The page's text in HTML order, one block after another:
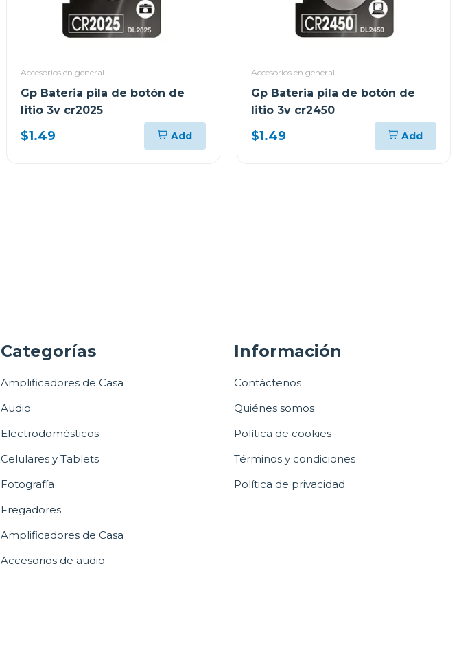
Accesorios en general
Gp Bateria pila de botón de
litio 3v cr2025
$1.49 Add
Accesorios en general
Gp Bateria pila de botón de
litio 3v cr2450
$1.49 Add
Categorías
Amplificadores de Casa
Audio
Electrodomésticos
Celulares y Tablets
Fotografía
Fregadores
Amplificadores de Casa
Accesorios de audio
Información
Contáctenos
Quiénes somos
Política de cookies
Términos y condiciones
Política de privacidad